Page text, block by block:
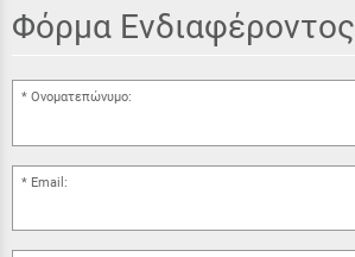
Φόρμα Ενδιαφέροντος
Ονοματεπώνυμο:
Email: